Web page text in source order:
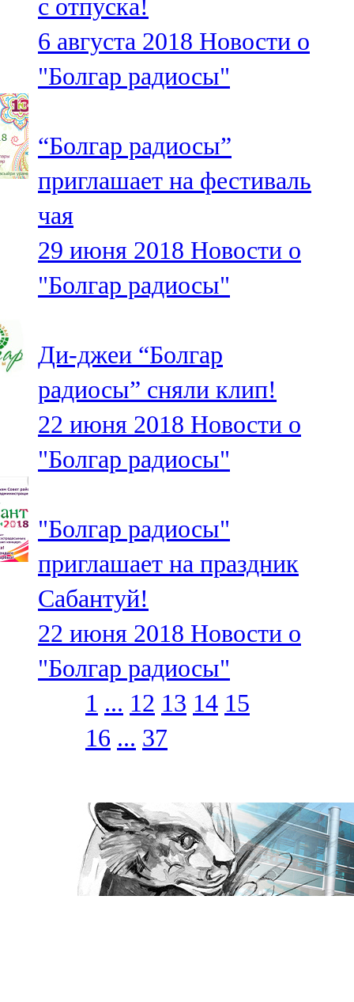
с отпуска!
6 августа 2018 Новости о
"Болгар радиосы"
“Болгар радиосы”
приглашает на фестиваль
чая
29 июня 2018 Новости о
"Болгар радиосы"
Ди-джеи “Болгар
радиосы” сняли клип!
22 июня 2018 Новости о
"Болгар радиосы"
"Болгар радиосы"
приглашает на праздник
Сабантуй!
22 июня 2018 Новости о
"Болгар радиосы"
1 ... 12 13 14 15
16 ... 37